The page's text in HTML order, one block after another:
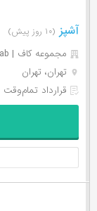
آشپز (۱۰ روز پیش)
مجموعه کاف | Kaf Ketab
تهران، تهران
قرارداد تمام‌وقت